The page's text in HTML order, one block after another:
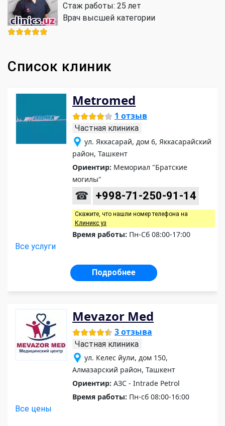
Стаж работы: 25 лет
Врач высшей категории
Список клиник
Metromed
1 отзыв
Частная клиника
ул. Яккасарай, дом 6, Яккасарайский
район, Ташкент
Ориентир: Мемориал "Братские
могилы"
☎ +998-71-250-91-14
Скажите, что нашли номер телефона на
Клиникс уз
Время работы: Пн-Сб 08:00-17:00
Все услуги
Подробнее
Mevazor Med
3 отзыва
Частная клиника
ул. Келес йули, дом 150,
Алмазарский район, Ташкент
Ориентир: АЗС - Intrade Petrol
Время работы: Пн-сб 08:00-16:00
Все цены